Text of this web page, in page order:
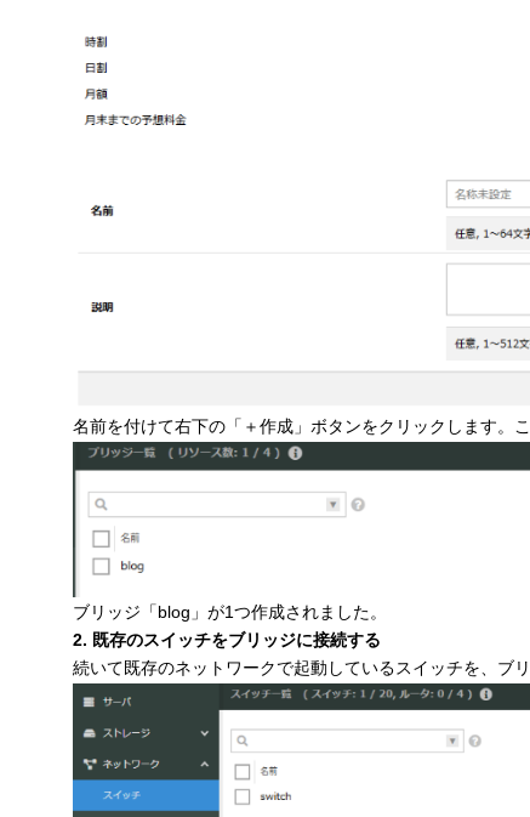
名前を付けて右下の「＋作成」ボタンをクリックします。
ブリッジ「blog」が1つ作成されました。
2. 既存のスイッチをブリッジに接続する
続いて既存のネットワークで起動しているスイッチを、ブ